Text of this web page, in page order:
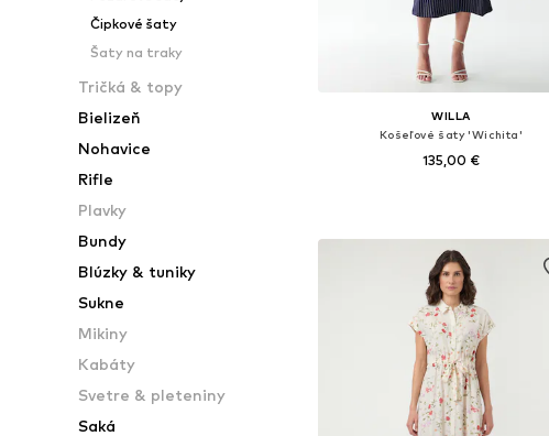
Čipkové šaty
Šaty na traky
Tričká & topy
Bielizeň
Nohavice
Rifle
Plavky
Bundy
Blúzky & tuniky
Sukne
Mikiny
Kabáty
Svetre & pleteniny
Saká
WILLA
Košeľové šaty 'Wichita'
135,00 €